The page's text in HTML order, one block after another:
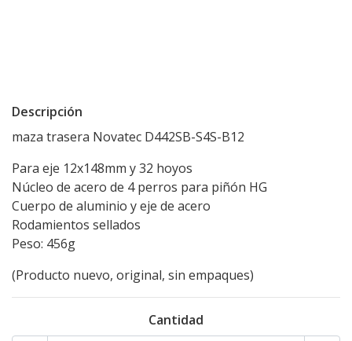
Descripción
maza trasera Novatec D442SB-S4S-B12
Para eje 12x148mm y 32 hoyos
Núcleo de acero de 4 perros para piñón HG
Cuerpo de aluminio y eje de acero
Rodamientos sellados
Peso: 456g
(Producto nuevo, original, sin empaques)
Cantidad